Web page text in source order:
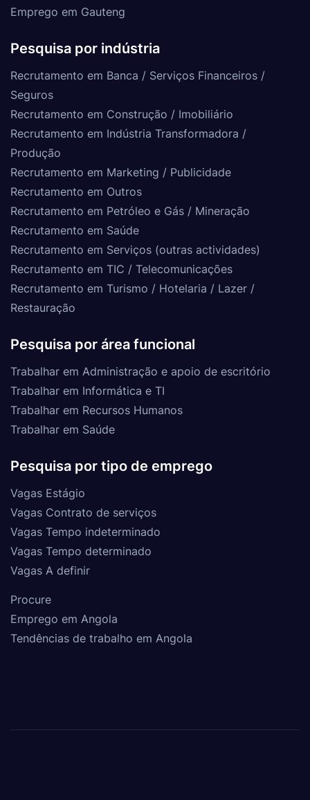
Emprego em Gauteng
Pesquisa por indústria
Recrutamento em Banca / Serviços Financeiros /
Seguros
Recrutamento em Construção / Imobiliário
Recrutamento em Indústria Transformadora /
Produção
Recrutamento em Marketing / Publicidade
Recrutamento em Outros
Recrutamento em Petróleo e Gás / Mineração
Recrutamento em Saúde
Recrutamento em Serviços (outras actividades)
Recrutamento em TIC / Telecomunicações
Recrutamento em Turismo / Hotelaria / Lazer /
Restauração
Pesquisa por área funcional
Trabalhar em Administração e apoio de escritório
Trabalhar em Informática e TI
Trabalhar em Recursos Humanos
Trabalhar em Saúde
Pesquisa por tipo de emprego
Vagas Estágio
Vagas Contrato de serviços
Vagas Tempo indeterminado
Vagas Tempo determinado
Vagas A definir
Procure
Emprego em Angola
Tendências de trabalho em Angola